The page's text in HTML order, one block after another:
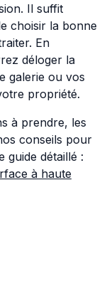
Il suffit
choisir la bonne
En
déloger la
galerie ou vos
propriété.
à prendre, les
conseils pour
guide détaillé :
à haute